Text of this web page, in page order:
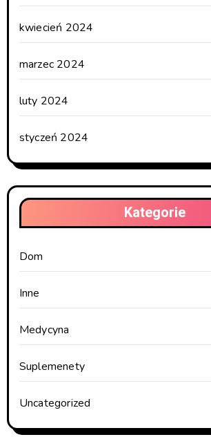
kwiecień 2024
marzec 2024
luty 2024
styczeń 2024
Kategorie
Dom
Inne
Medycyna
Suplemenety
Uncategorized